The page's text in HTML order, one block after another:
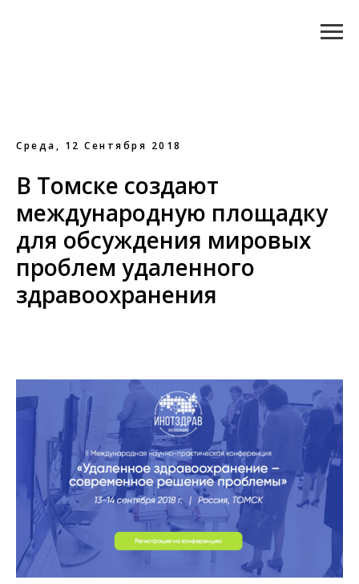
Среда, 12 Сентября 2018
В Томске создают
международную площадку
для обсуждения мировых
проблем удаленного
здравоохранения